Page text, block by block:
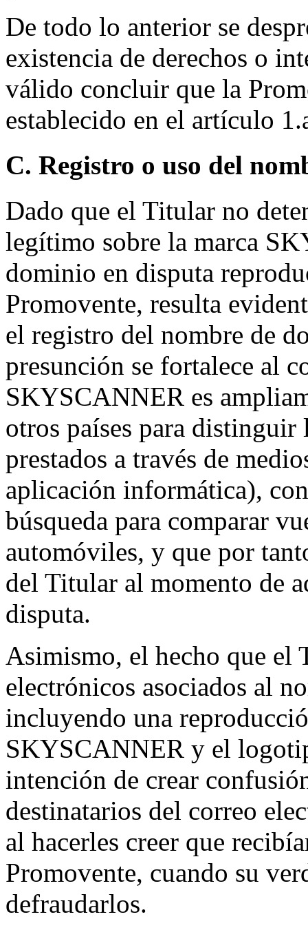
De todo lo anterior se
existencia de derechos o
válido concluir que la
establecido en el artículo
C. Registro o uso del
Dado que el Titular no
legítimo sobre la marca
dominio en disputa
Promovente, resulta
el registro del nombre de
presunción se fortalece al
SKYSCANNER es
otros países para
prestados a través de
aplicación informática),
búsqueda para comparar
automóviles, y que por
del Titular al momento de
disputa.
Asimismo, el hecho que el
electrónicos asociados al
incluyendo una
SKYSCANNER y el
intención de crear
destinatarios del correo
al hacerles creer que
Promovente, cuando su
defraudarlos.